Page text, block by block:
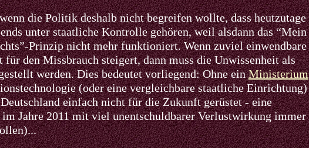
die Politik deshalb nicht begreifen wollte, dass heutzutage
unter staatliche Kontrolle gehören, weil alsdann das “Mein
Prinzip nicht mehr funktioniert. Wenn zuviel einwendbare
den Missbrauch steigert, dann muss die Unwissenheit als
werden. Dies bedeutet vorliegend: Ohne einMinisterium
(oder eine vergleichbare staatliche Einrichtung)
einfach nicht für die Zukunft gerüstet - eine
Jahre 2011 mit viel unentschuldbarer Verlustwirkung immer